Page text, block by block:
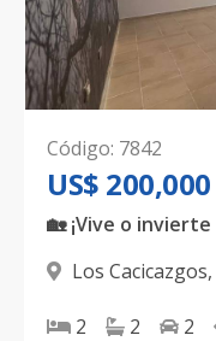
Código: 7842
US$ 200,000
Los Cacicazgos,
2 2 2